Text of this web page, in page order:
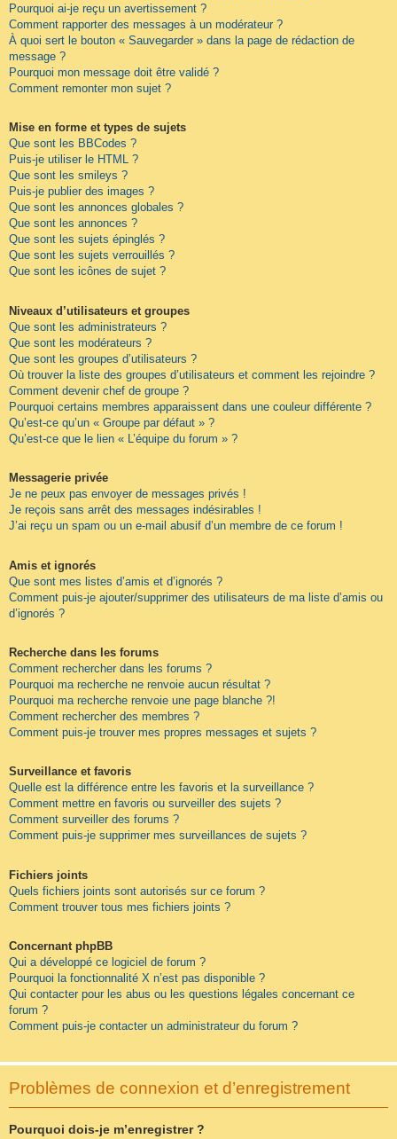
Pourquoi ai-je reçu un avertissement ?
Comment rapporter des messages à un modérateur ?
À quoi sert le bouton « Sauvegarder » dans la page de rédaction de
message ?
Pourquoi mon message doit être validé ?
Comment remonter mon sujet ?
Mise en forme et types de sujets
Que sont les BBCodes ?
Puis-je utiliser le HTML ?
Que sont les smileys ?
Puis-je publier des images ?
Que sont les annonces globales ?
Que sont les annonces ?
Que sont les sujets épinglés ?
Que sont les sujets verrouillés ?
Que sont les icônes de sujet ?
Niveaux d’utilisateurs et groupes
Que sont les administrateurs ?
Que sont les modérateurs ?
Que sont les groupes d’utilisateurs ?
Où trouver la liste des groupes d’utilisateurs et comment les rejoindre ?
Comment devenir chef de groupe ?
Pourquoi certains membres apparaissent dans une couleur différente ?
Qu’est-ce qu’un « Groupe par défaut » ?
Qu’est-ce que le lien « L’équipe du forum » ?
Messagerie privée
Je ne peux pas envoyer de messages privés !
Je reçois sans arrêt des messages indésirables !
J’ai reçu un spam ou un e-mail abusif d’un membre de ce forum !
Amis et ignorés
Que sont mes listes d’amis et d’ignorés ?
Comment puis-je ajouter/supprimer des utilisateurs de ma liste d’amis ou
d’ignorés ?
Recherche dans les forums
Comment rechercher dans les forums ?
Pourquoi ma recherche ne renvoie aucun résultat ?
Pourquoi ma recherche renvoie une page blanche ?!
Comment rechercher des membres ?
Comment puis-je trouver mes propres messages et sujets ?
Surveillance et favoris
Quelle est la différence entre les favoris et la surveillance ?
Comment mettre en favoris ou surveiller des sujets ?
Comment surveiller des forums ?
Comment puis-je supprimer mes surveillances de sujets ?
Fichiers joints
Quels fichiers joints sont autorisés sur ce forum ?
Comment trouver tous mes fichiers joints ?
Concernant phpBB
Qui a développé ce logiciel de forum ?
Pourquoi la fonctionnalité X n’est pas disponible ?
Qui contacter pour les abus ou les questions légales concernant ce
forum ?
Comment puis-je contacter un administrateur du forum ?
Problèmes de connexion et d’enregistrement
Pourquoi dois-je m’enregistrer ?